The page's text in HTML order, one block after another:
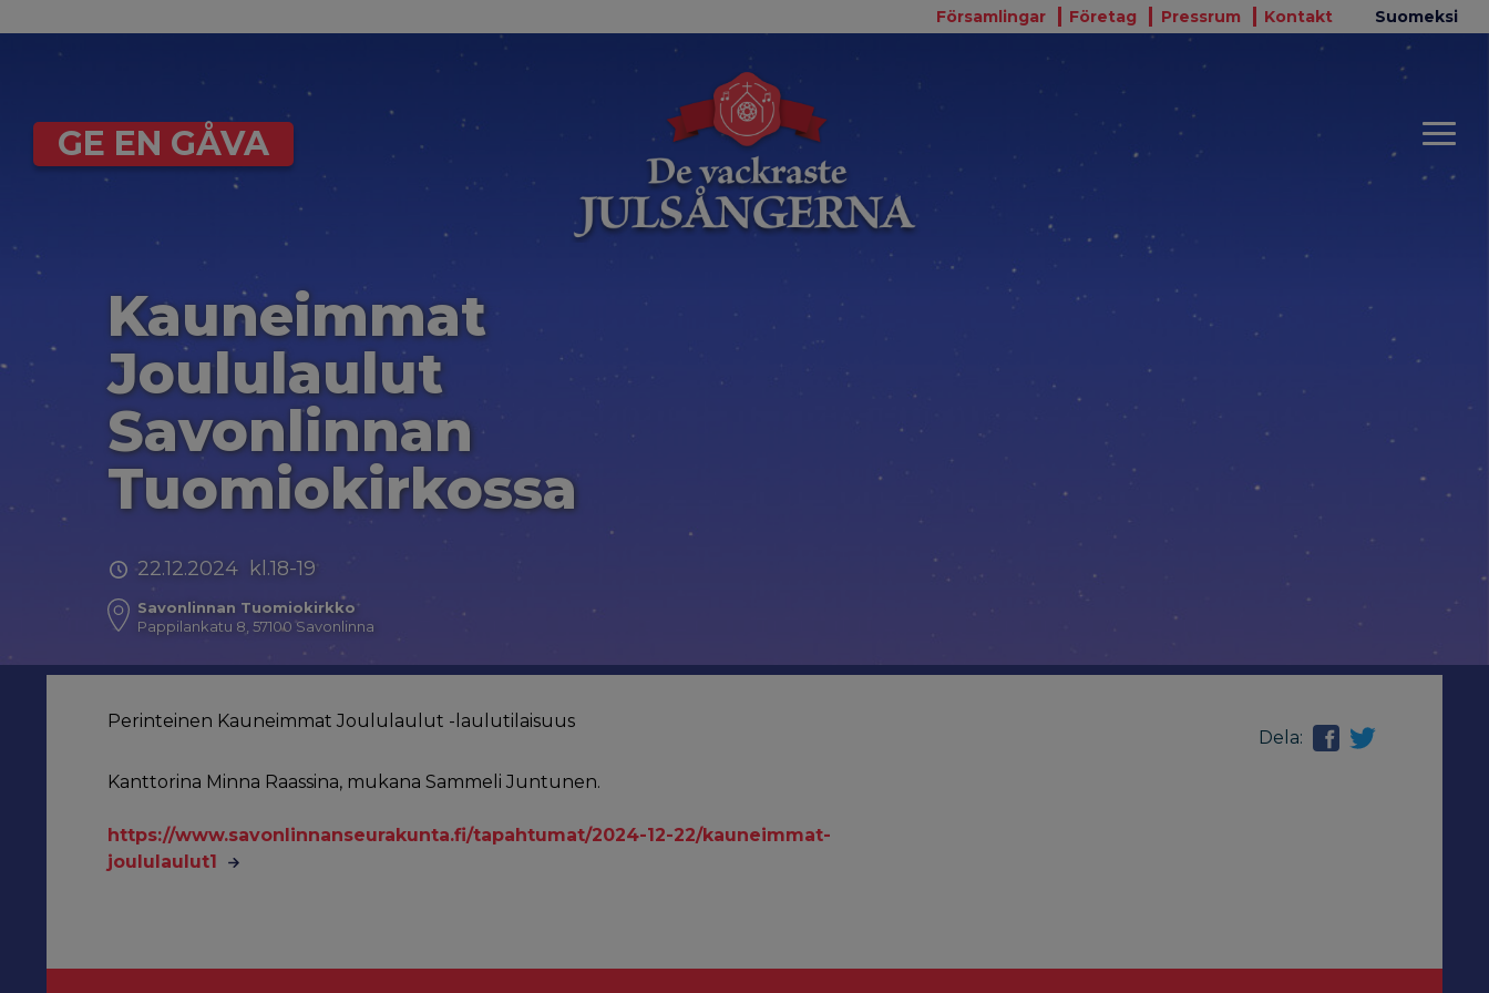
Församlingar Företag Pressrum Kontakt Suomeksi
GE EN GÅVA
Kauneimmat
Joululaulut
Savonlinnan
Tuomiokirkossa
22.12.2024 kl.18-19
Savonlinnan Tuomiokirkko
Pappilankatu 8, 57100 Savonlinna
Dela:
Perinteinen Kauneimmat Joululaulut -laulutilaisuus
Kanttorina Minna Raassina, mukana Sammeli Juntunen.
https://www.savonlinnanseurakunta.fi/tapahtumat/2024-12-22/kauneimmat-
joululaulut1